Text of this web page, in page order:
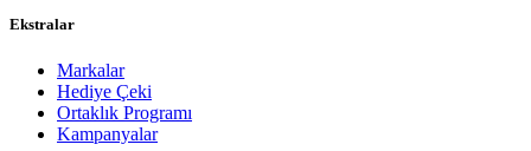
Ekstralar
Markalar
Hediye Çeki
Ortaklık Programı
Kampanyalar